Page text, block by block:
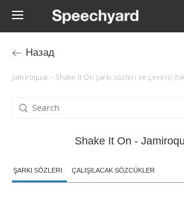
Назад
Jamiroquai – Shake It On şarkı sözleri ve çevirisi
Shake It On -
ŞARKI SÖZLERI ÇALIŞILACAK SÖZCÜKLER